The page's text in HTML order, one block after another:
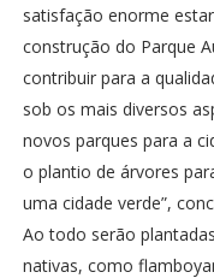
satisfação enorme
construção do Parque
contribuir para a
sob os mais diversos
novos parques para a
o plantio de árvores
uma cidade verde”,
Ao todo serão
nativas, como